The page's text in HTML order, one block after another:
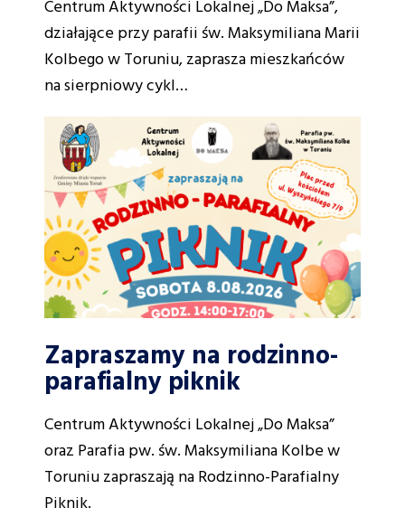
Centrum Aktywności Lokalnej „Do Maksa”,
działające przy parafii św. Maksymiliana Marii
Kolbego w Toruniu, zaprasza mieszkańców
na sierpniowy cykl…
Zapraszamy na rodzinno-
parafialny piknik
Centrum Aktywności Lokalnej „Do Maksa”
oraz Parafia pw. św. Maksymiliana Kolbe w
Toruniu zapraszają na Rodzinno-Parafialny
Piknik.